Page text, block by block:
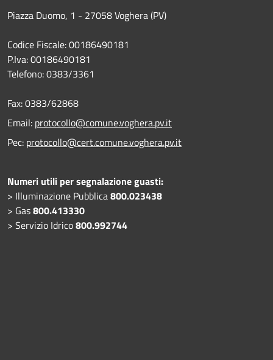
Piazza Duomo, 1 - 27058 Voghera (PV)
Codice Fiscale: 00186490181
P.Iva: 00186490181
Telefono:0383/3361
Fax:0383/62868
Email: protocollo@comune.voghera.pv.it
Pec: protocollo@cert.comune.voghera.pv.it
Numeri utili per segnalazione guasti:
> Illuminazione Pubblica800.023438
> Gas800.413330
> Servizio Idrico800.992744